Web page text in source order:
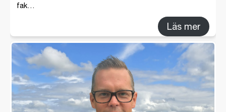
fak…
Läs mer